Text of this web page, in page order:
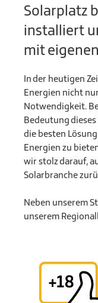
Solarplatz
installiert
mit
In der heutigen
Energien nicht
Notwendigkeit.
Bedeutung
die besten
Energien zu
wir stolz darauf,
Solarbranche
Neben unserem
unserem